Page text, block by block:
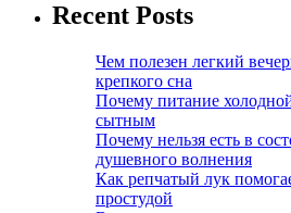
Recent Posts
Чем полезен легкий
крепкого сна
Почему питание
сытным
Почему нельзя есть в
душевного волнения
Как репчатый лук
простудой